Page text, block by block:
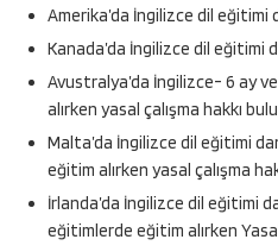
Amerika’da İngilizce dil eğitimi
Kanada’da İngilizce dil eğitimi
Avustralya’da İngilizce- 6 ay
alırken yasal çalışma hakkı
Malta’da İngilizce dil eğitimi
eğitim alırken yasal çalışma
İrlanda’da İngilizce dil eğitimi
eğitimlerde eğitim alırken